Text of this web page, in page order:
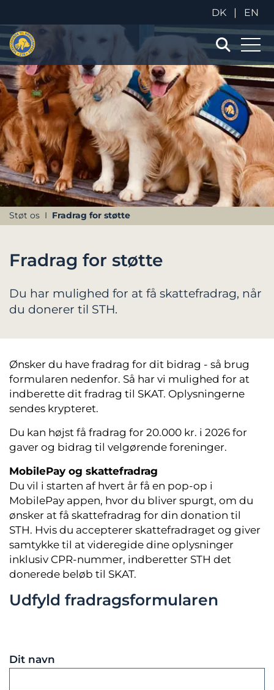
DK
| EN
Støt os Fradrag for støtte
Fradrag for støtte
Du har mulighed for at få skattefradrag, når
du donerer til STH.
Ønsker du have fradrag for dit bidrag - så brug
formularen nedenfor. Så har vi mulighed for at
indberette dit fradrag til SKAT. Oplysningerne
sendes krypteret.
Du kan højst få fradrag for 20.000 kr. i 2026 for
gaver og bidrag til velgørende foreninger.
MobilePay og skattefradrag
Du vil i starten af hvert år få en pop-op i
MobilePay appen, hvor du bliver spurgt, om du
ønsker at få skattefradrag for din donation til
STH. Hvis du accepterer skattefradraget og giver
samtykke til at videregide dine oplysninger
inklusiv CPR-nummer, indberetter STH det
donerede beløb til SKAT.
Udfyld fradragsformularen
Dit navn